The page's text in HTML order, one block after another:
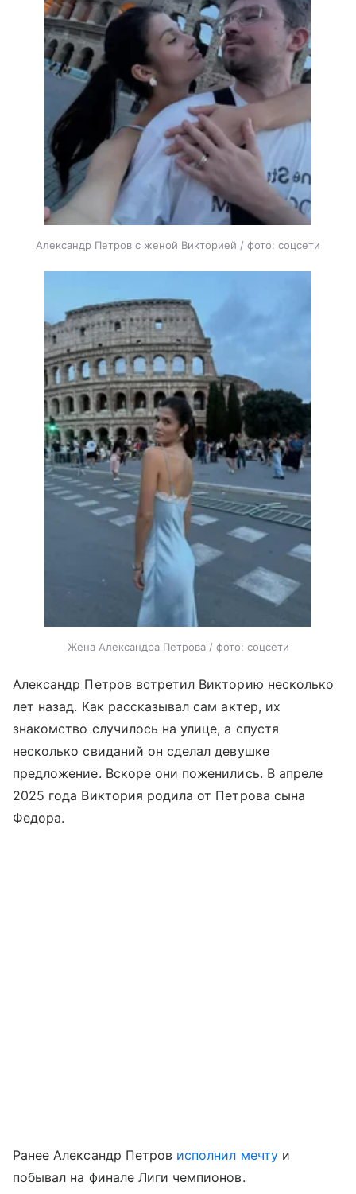
Александр Петров с женой Викторией / фото: соцсети
Жена Александра Петрова / фото: соцсети
Александр Петров встретил Викторию несколько
лет назад. Как рассказывал сам актер, их
знакомство случилось на улице, а спустя
несколько свиданий он сделал девушке
предложение. Вскоре они поженились. В апреле
2025 года Виктория родила от Петрова сына
Федора.
Ранее Александр Петров исполнил мечтуи
побывал на финале Лиги чемпионов.